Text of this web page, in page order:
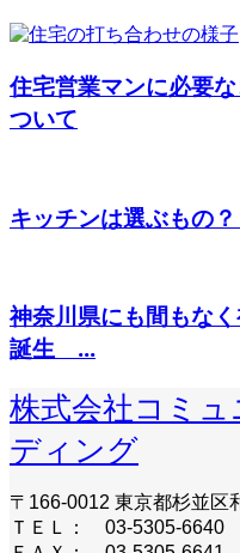
住宅営業マンに必要
ついて
キッチンは選ぶもの
神奈川県にも間もな
誕生 ...
株式会社コミ
ディング
〒166-0012 東京都杉並区
ＴＥＬ： 03-5305-6640